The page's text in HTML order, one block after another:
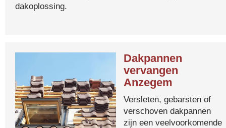
dakoplossing.
Dakpannen
vervangen
Anzegem
Versleten, gebarsten of
verschoven dakpannen
zijn een veelvoorkomende